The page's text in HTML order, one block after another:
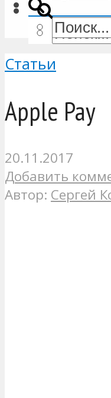
Статьи
Apple Pay
20.11.2017
Добавить
Автор: Сергей